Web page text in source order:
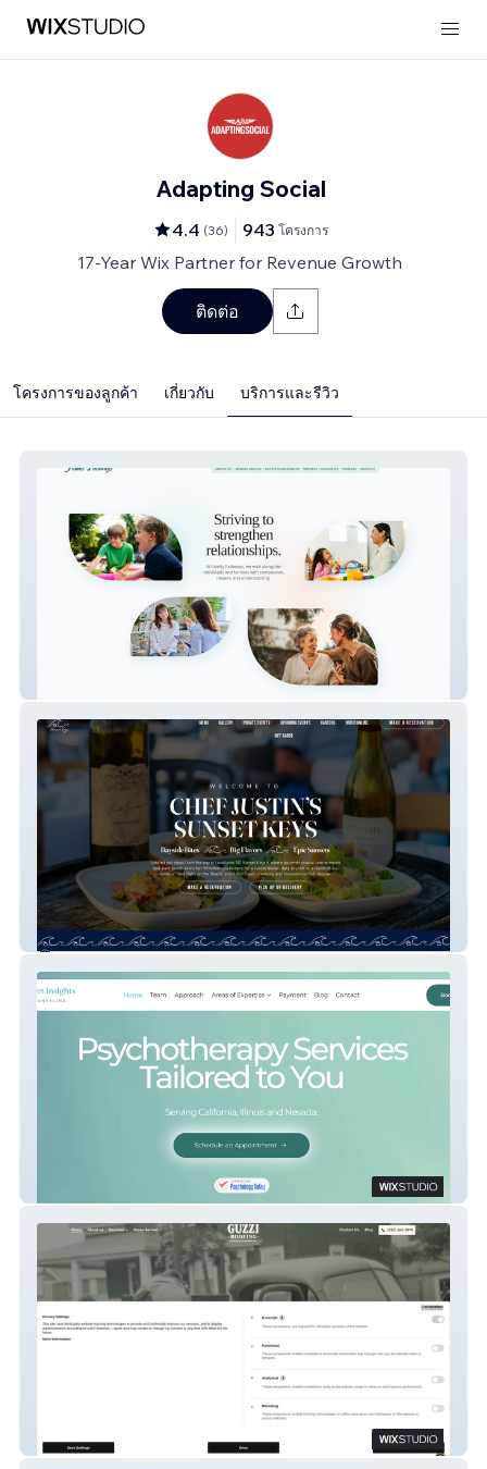
Adapting Social
4.4 (36) 943 โครงการ
17-Year Wix Partner for Revenue Growth
ติดต่อ
โครงการของลูกค้า เกี่ยวกับ บริการและรีวิว
Sunset Keys Lavallette
Desert Insights Counseling
Guzzi Roofing